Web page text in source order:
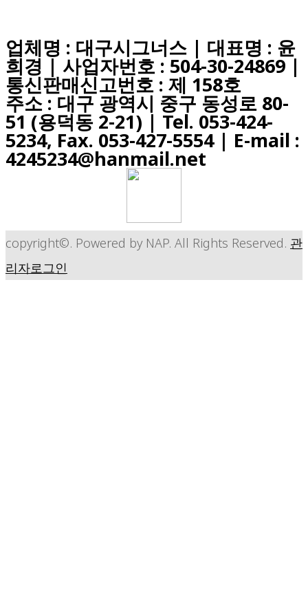
업체명 : 대구시그너스 | 대표명 : 윤
희경 | 사업자번호 : 504-30-24869 |
통신판매신고번호 : 제 158호
주소 : 대구 광역시 중구 동성로 80-
51 (용덕동 2-21) | Tel. 053-424-
5234, Fax. 053-427-5554| E-mail :
4245234@hanmail.net
copyright©. Powered by NAP. All Rights Reserved. 관
리자로그인